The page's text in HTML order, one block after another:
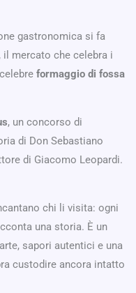
gastronomica si fa
, il mercato che celebra i
formaggio di fossa
, un concorso di
di Don Sebastiano
di Giacomo Leopardi.
chi li visita: ogni
una storia. È un
sapori autentici e una
custodire ancora intatto